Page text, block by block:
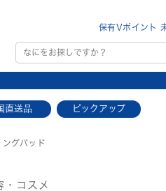
保有Vポイント
直送品 ピックアップ
グパッド
・コスメ